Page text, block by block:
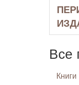
Все
Книги